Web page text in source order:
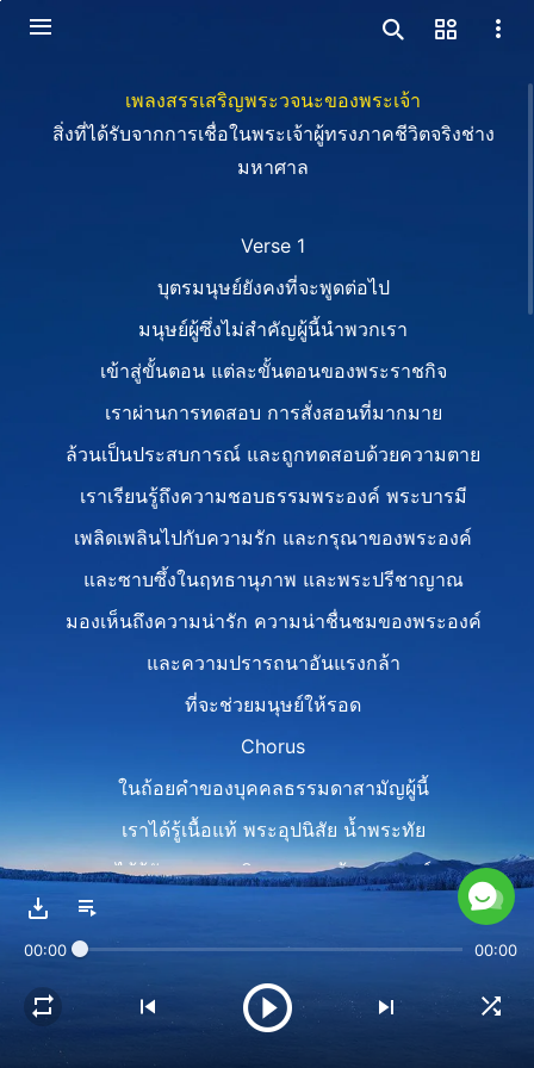
เพลงสรรเสริญพระวจนะของพระเจ้า
สิ่งที่ได้รับจากการเชื่อในพระเจ้าผู้ทรงภาคชีวิตจริงช่าง
มหาศาล
Verse 1
บุตรมนุษย์ยังคงที่จะพูดต่อไป
มนุษย์ผู้ซึ่งไม่สำคัญผู้นี้นำพวกเรา
เข้าสู่ขั้นตอน แต่ละขั้นตอนของพระราชกิจ
เราผ่านการทดสอบ การสั่งสอนที่มากมาย
ล้วนเป็นประสบการณ์ และถูกทดสอบด้วยความตาย
เราเรียนรู้ถึงความชอบธรรมพระองค์ พระบารมี
เพลิดเพลินไปกับความรัก และกรุณาของพระองค์
และซาบซึ้งในฤทธานุภาพ และพระปรีชาญาณ
มองเห็นถึงความน่ารัก ความน่าชื่นชมของพระองค์
และความปรารถนาอันแรงกล้า
ที่จะช่วยมนุษย์ให้รอด
Chorus
ในถ้อยคำของบุคคลธรรมดาสามัญผู้นี้
เราได้รู้เนื้อแท้ พระอุปนิสัย น้ำพระทัย
ได้รู้จักธรรมชาติและธาตุแท้ของมนุษย์
และได้เห็นหนทาง สู่ความรอดและเพียบพร้อม
Verse 2
พระวจนะของพระองค์ ทำให้เราตายและเกิดใหม่
พระวจนะเหล่านั้น นำพาความสบายมาให้เรา
00:00 00:00